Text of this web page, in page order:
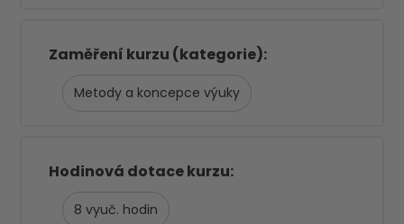
Zaměření kurzu (kategorie)
Metody a koncepce výuky
Hodinová dotace kurzu
8